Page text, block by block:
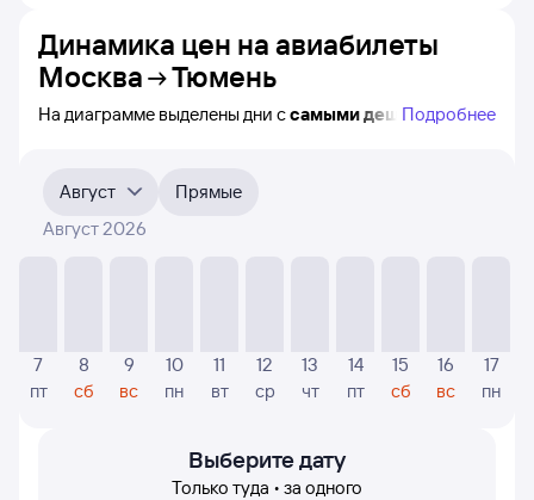
Динамика цен на авиабилеты
Москва
Тюмень
На диаграмме выделены дни ссамыми дешёвыми
5 месяца. Выберите дату, перейдите по клику к поиску
авиабилетов и просмотру
Если никто не искал авиабилетов по маршруту
Москва — Тюмень, то цены могут отсутствовать
частично или полностью. В этом случае заполните
Подробнее
Август
Прямые
Август 2026
7
пт
8
сб
9
вс
10
пн
11
вт
12
ср
13
чт
14
пт
15
сб
16
вс
17
пн
Выберите дату
Только туда • за одного